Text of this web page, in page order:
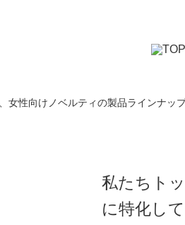
私たちト
に特化し